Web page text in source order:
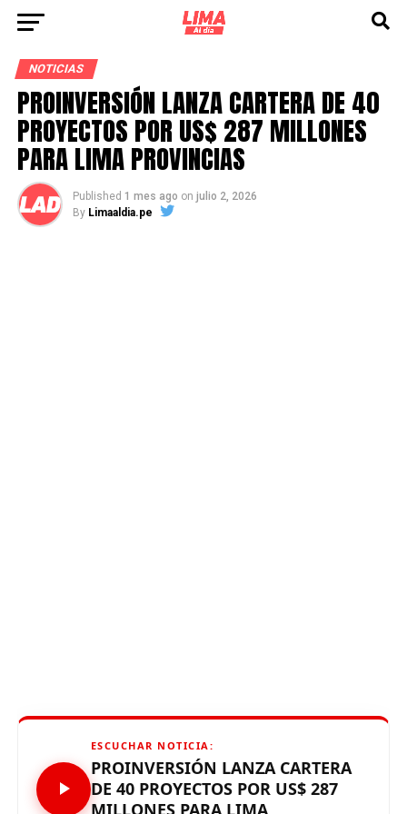
NOTICIAS
PROINVERSIÓN LANZA CARTERA DE 40
PROYECTOS POR US$ 287 MILLONES
PARA LIMA PROVINCIAS
Published 1 mes ago on julio 2, 2026
By Limaaldia.pe
ESCUCHAR NOTICIA:
PROINVERSIÓN LANZA CARTERA
DE 40 PROYECTOS POR US$ 287
MILLONES PARA LIMA